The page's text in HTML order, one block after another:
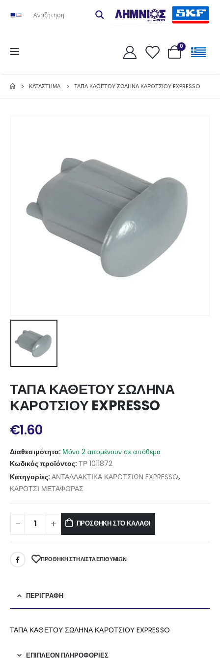
0
ΚΑΤΆΣΤΗΜΑ ΤΑΠΑ ΚΑΘΕΤΟΥ ΣΩΛΗΝΑ ΚΑΡΟΤΣΙΟΥ EXPRESSO
ΤΑΠΑ ΚΑΘΕΤΟΥ ΣΩΛΗΝΑ
ΚΑΡΟΤΣΙΟΥ EXPRESSO
€1.60
Διαθεσιμότητα: Μόνο 2 απομένουν σε απόθεμα
Κωδικός προϊόντος: ΤΡ 1011872
Κατηγορίες: ΑΝΤΑΛΛΑΚΤΙΚΑ ΚΑΡΟΤΣΙΩΝ EXPRESSO,
ΚΑΡΟΤΣΙ ΜΕΤΑΦΟΡΑΣ
ΠΡΟΣΘΉΚΗ ΣΤΟ ΚΑΛΆΘΙ
ΠΡΌΘΉΚΗ ΣΤΗ ΛΊΣΤΑ ΕΠΙΘΥΜΙΏΝ
ΠΕΡΙΓΡΑΦΉ
ΤΑΠΑ ΚΑΘΕΤΟΥ ΣΩΛΗΝΑ ΚΑΡΟΤΣΙΟΥ EXPRESSO
ΕΠΙΠΛΈΟΝ ΠΛΗΡΟΦΟΡΊΕΣ